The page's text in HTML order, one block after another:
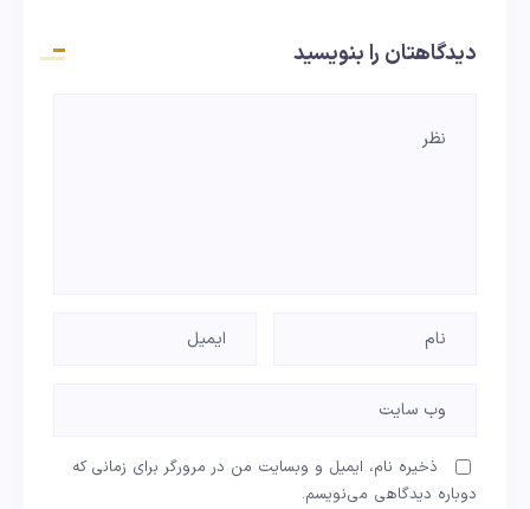
دیدگاهتان را بنویسید
ذخیره نام، ایمیل و وبسایت من در مرورگر برای زمانی که
دوباره دیدگاهی می‌نویسم.